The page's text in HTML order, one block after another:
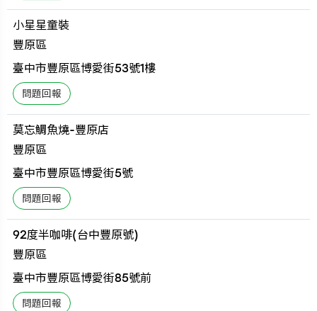
小星星童裝
豐原區
臺中市豐原區博愛街53號1樓
莫忘鯛魚燒-豐原店
豐原區
臺中市豐原區博愛街5號
92度半咖啡(台中豐原號)
豐原區
臺中市豐原區博愛街85號前